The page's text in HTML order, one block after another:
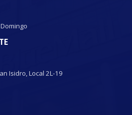
Isidro, Local 2L-19